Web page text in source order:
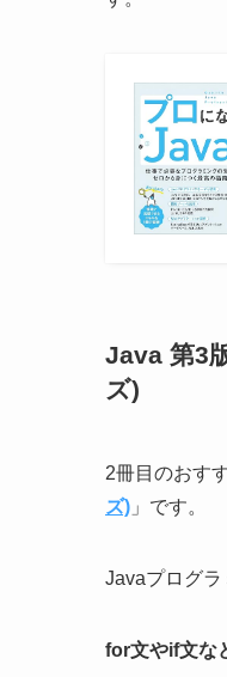
Java 第3
ズ)
2冊目のおす
ズ) 」です。
Javaプログラ
for文やif文な